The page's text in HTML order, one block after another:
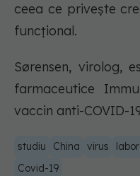
ceea ce priveşte
funcţional.
Sørensen, virolog,
farmaceutice
vaccin anti-COVID-
studiu China virus
Covid-19